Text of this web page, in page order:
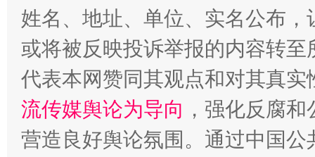
千年窑火 生生不息
姓名、地址、单位、实名公布
或将被反映投诉举报的内容转
代表本网赞同其观点和对其真实
流传媒舆论为导向 ，强化反腐
营造良好舆论氛围。通过中国